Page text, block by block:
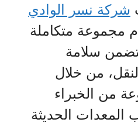
شركة نسر الوادي
مجموعة متكاملة
سلامة
من خلال
من الخبراء
المعدات الحديثة